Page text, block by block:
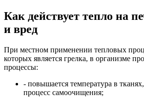
Как действует тепло на
и вред
При местном применении тепловых
которых является грелка, в организме
процессы:
- повышается температура в
процесс самоочищения;